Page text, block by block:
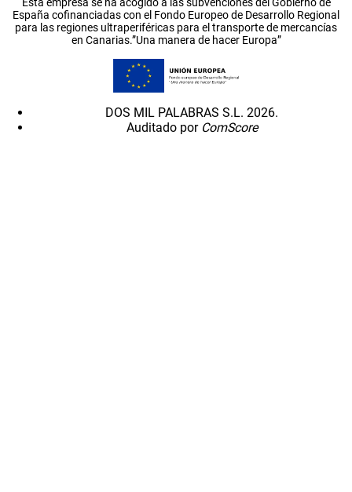
España cofinanciadas con el Fondo Europeo de Desarrollo Regional
para las regiones ultraperiféricas para el transporte de mercancías
en Canarias.”Una manera de hacer Europa”
DOS MIL PALABRAS S.L. 2026.
Auditado por ComScore